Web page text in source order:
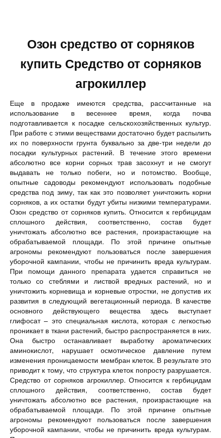
Озон средство от сорняков
купить Средство от сорняков
агрокиллер
Еще в продаже имеются средства, рассчитанные на
использование в весеннее время, когда почва
подготавливается к посадке сельскохозяйственных культур.
При работе с этими веществами достаточно будет распылить
их по поверхности грунта буквально за две-три недели до
посадки культурных растений. В течение этого времени
абсолютно все корни сорных трав засохнут и не смогут
выдавать не только побеги, но и потомство. Вообще,
опытные садоводы рекомендуют использовать подобные
средства под зиму, так как это позволяет уничтожить корни
сорняков, а их остатки будут убиты низкими температурами.
Озон средство от сорняков купить. Относится к гербицидам
сплошного действия, соответственно, состав будет
уничтожать абсолютно все растения, произрастающие на
обрабатываемой площади. По этой причине опытные
агрономы рекомендуют пользоваться после завершения
уборочной кампании, чтобы не причинить вреда культурам.
При помощи данного препарата удается справиться не
только со стеблями и листвой вредных растений, но и
уничтожить корневища и корневые отростки, не допустив их
развития в следующий вегетационный периода. В качестве
основного действующего вещества здесь выступает
глифосат – это специальная кислота, которая с легкостью
проникает в ткани растений, быстро распространяется в них.
Она быстро останавливает выработку ароматических
аминокислот, нарушает осмотическое давление путем
изменения проницаемости мембран клеток. В результате это
приводит к тому, что структура клеток попросту разрушается.
Средство от сорняков агрокиллер. Относится к гербицидам
сплошного действия, соответственно, состав будет
уничтожать абсолютно все растения, произрастающие на
обрабатываемой площади. По этой причине опытные
агрономы рекомендуют пользоваться после завершения
уборочной кампании, чтобы не причинить вреда культурам.